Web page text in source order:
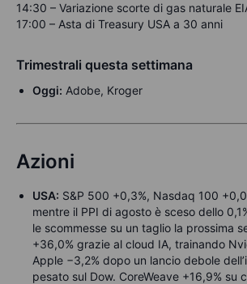
14:30 – Variazione scorte di gas naturale
17:00 – Asta di Treasury USA a 30 anni
Trimestrali questa settimana
Oggi: Adobe, Kroger
Azioni
USA: S&P 500 +0,3%, Nasdaq 100
mentre il PPI di agosto è sceso dello
le scommesse su un taglio la prossima
+36,0% grazie al cloud IA, trainando
Apple −3,2% dopo un lancio debole
pesato sul Dow. CoreWeave +16,9% su